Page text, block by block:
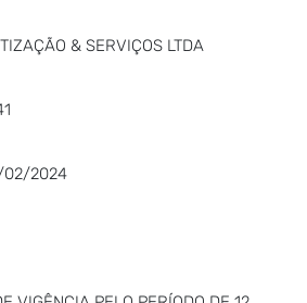
& SERVIÇOS LTDA
2024